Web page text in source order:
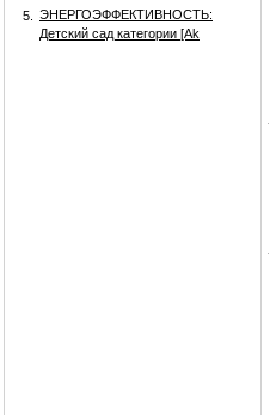
5.
ЭНЕРГОЭФФЕКТИВНОСТЬ:
Детский сад категории [Аk